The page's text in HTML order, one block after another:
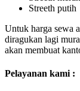
Streeth putih
Untuk harga sewa
diragukan lagi
akan membuat
Pelayanan kami :